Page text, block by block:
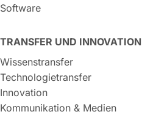
Software
TRANSFER UND INNOVATION
Wissenstransfer
Technologietransfer
Innovation
Kommunikation & Medien